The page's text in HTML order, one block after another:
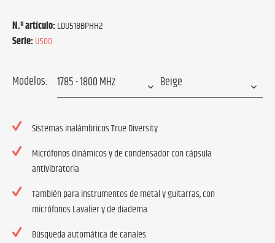
N.º artículo:LDU518BPHH2
Serie:U500
Modelos:
Sistemas inalámbricos True Diversity
Micrófonos dinámicos y de condensador con cápsula
antivibratoria
También para instrumentos de metal y guitarras, con
micrófonos Lavalier y de diadema
Búsqueda automática de canales